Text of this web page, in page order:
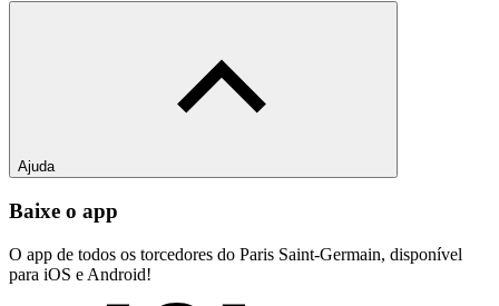
Ajuda
Baixe o app
O app de todos os torcedores do Paris Saint-Germain, disponível
para iOS e Android!